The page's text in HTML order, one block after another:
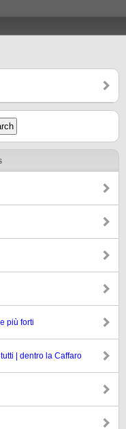
più forti
| dentro la Caffaro